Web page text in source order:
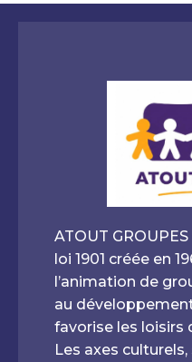
Classe de mer et
en Baie de Somme
ATOUT
loi 1901 créée en
l’animation de
au
favorise les loisirs
Les axes